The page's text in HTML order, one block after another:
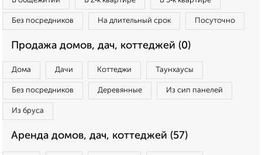
Без посредников На длительный срок Посуточно
Продажа домов, дач, коттеджей (0)
Дома Дачи Коттеджи Таунхаусы
Без посредников Деревянные Из сип панелей
Из бруса
Аренда домов, дач, коттеджей (57)